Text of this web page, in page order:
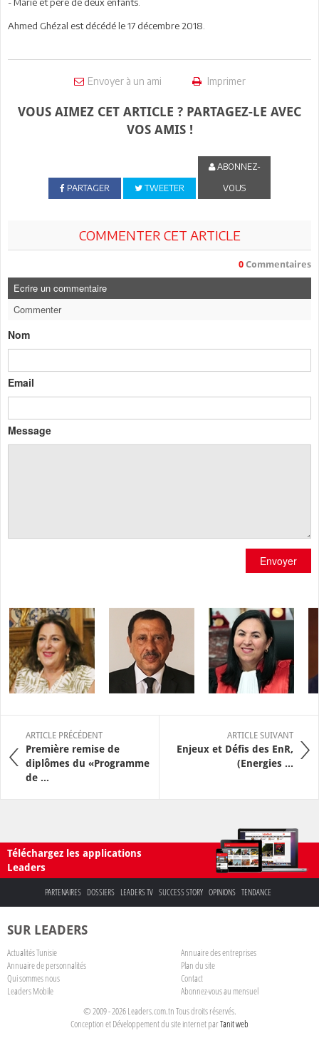
Ahmed Ghézal est décédé le 17 décembre 2018.
Envoyer à un ami Imprimer
VOUS AIMEZ CET ARTICLE ? PARTAGEZ-LE AVEC
VOS AMIS !
PARTAGER TWEETER
ABONNEZ-
VOUS
COMMENTER CET ARTICLE
0 Commentaires
Ecrire un commentaire
Commenter
Nom
Email
Message
Envoyer
ARTICLE PRÉCÉDENT
Première remise de
diplômes du «Programme
de ...
ARTICLE SUIVANT
Enjeux et Défis des EnR,
(Energies ...
Téléchargez les applications
Leaders
PARTENAIRES DOSSIERS LEADERS TV SUCCESS STORY OPINIONS TENDANCE
SUR LEADERS
Actualités Tunisie
Annuaire des entreprises
Annuaire de personnalités
Plan du site
Qui sommes nous
Contact
Leaders Mobile
Abonnez-vous au mensuel
© 2009 - 2026 Leaders.com.tn Tous droits réservés.
Conception et Développement du site internet parTanit web